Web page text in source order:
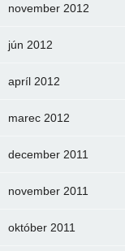
november 2012
jún 2012
apríl 2012
marec 2012
december 2011
november 2011
október 2011